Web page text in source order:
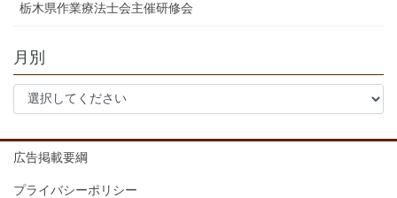
栃木県作業療法士会主催研修会
月別
広告掲載要綱
プライバシーポリシー